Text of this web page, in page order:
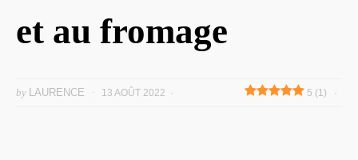
et au fromage
by LAURENCE 13 AOÛT 2022 5 (1)